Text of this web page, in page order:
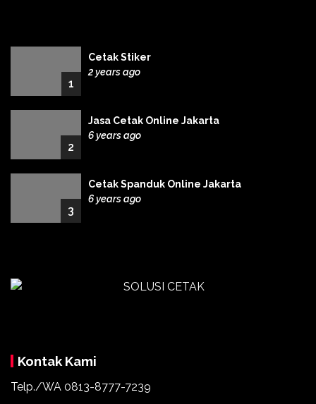
1
Cetak Stiker
2 years ago
2
Jasa Cetak Online Jakarta
6 years ago
3
Cetak Spanduk Online Jakarta
6 years ago
Kontak Kami
Telp./WA 0813-8777-7239